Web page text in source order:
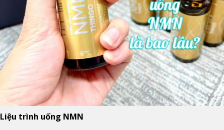
Liệu trình uống NMN